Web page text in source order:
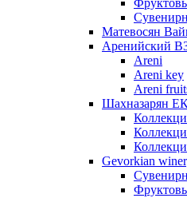
Матевосян
Аренийский
Areni
Areni key
Areni
Шахназарян
Gevorkian